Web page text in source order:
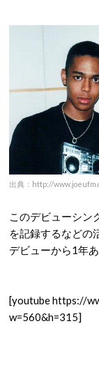
出典：http://
このデビューシン
を記録するなどの
デビューから1年
[youtube https://
w=560&h=315]